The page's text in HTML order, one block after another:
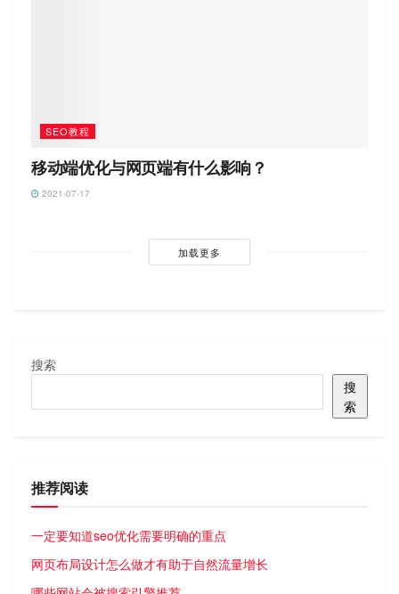
SEO教程
移动端优化与网页端有什么影响？
2021-07-17
加载更多
搜索
搜
索
推荐阅读
一定要知道seo优化需要明确的重点
网页布局设计怎么做才有助于自然流量增长